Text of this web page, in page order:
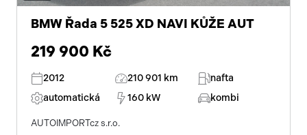
BMW Řada 5 525 XD NAVI KŮŽE AUT
219 900 Kč
2012 210 901 km
nafta
automatická
160 kW kombi
AUTOIMPORTcz s.r.o.